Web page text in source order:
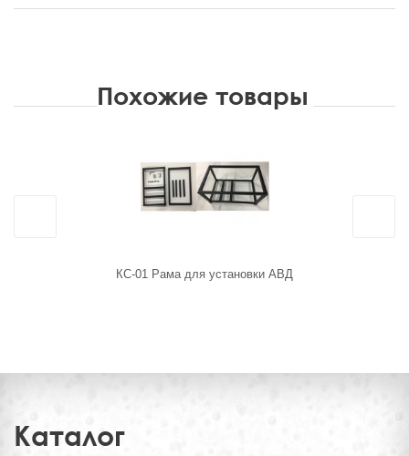
Похожие товары
КС-01 Рама для установки АВД
Каталог